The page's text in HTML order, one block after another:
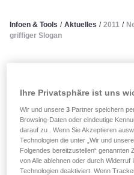
Infoen & Tools / Aktuelles / 2011 /
griffiger Slogan
Neuer
und ein
LALUX Assurances a
Ihre Privatsphäre ist uns
Wir und unsere3 Partner speichern
Browsing-Daten oder eindeutige
darauf zu . Wenn Sie Akzeptieren
Technologien die unter „Wir und
Folgendes bereitzustellen“
von Alle ablehnen oder durch Widerruf
Technologien deaktiviert. Wenn